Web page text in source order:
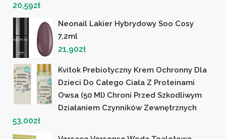
20,59zł
Neonail Lakier Hybrydowy Soo Cosy
7,2ml
21,90zł
Kvitok Prebiotyczny Krem Ochronny Dla
Dzieci Do Całego Ciała Z Proteinami
Owsa (50 Ml) Chroni Przed Szkodliwym
Działaniem Czynników Zewnętrznych
53,00zł